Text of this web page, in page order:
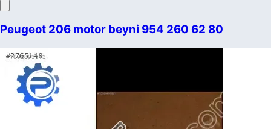
Peugeot 206 motor beyni 954 260 62 80